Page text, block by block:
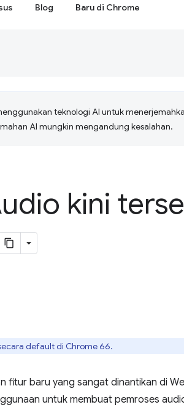
Blog Baru di Chrome
teknologi AI untuk
AI mungkin mengandung kesalahan.
kini
default di Chrome 66.
fitur baru yang sangat dinantikan di
untuk membuat pemroses